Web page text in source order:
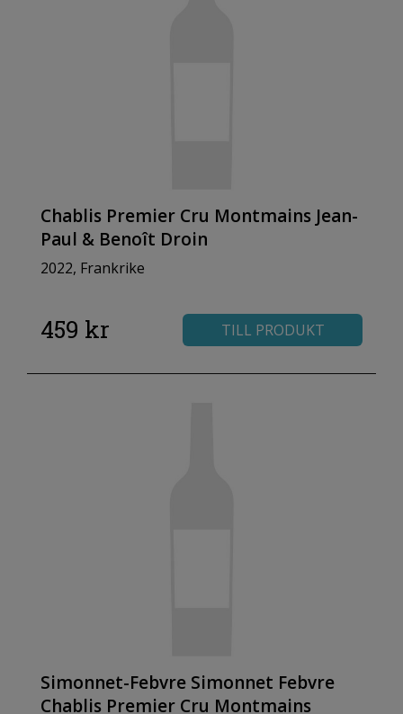
Chablis Premier Cru Montmains Jean-
Paul & Benoît Droin
2022, Frankrike
459 kr TILL PRODUKT
Simonnet-Febvre Simonnet Febvre
Chablis Premier Cru Montmains